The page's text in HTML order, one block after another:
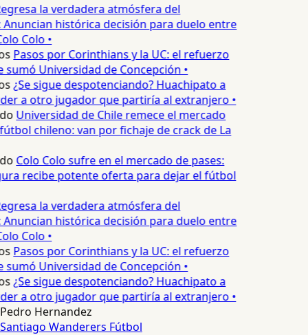
la verdadera atmósfera del
histórica decisión para duelo entre
Colo •
Pasos por Corinthians y la UC: el refuerzo
Universidad de Concepción •
¿Se sigue despotenciando? Huachipato a
a otro jugador que partiría al extranjero •
Universidad de Chile remece el mercado
chileno: van por fichaje de crack de La
Colo Colo sufre en el mercado de pases:
recibe potente oferta para dejar el fútbol
la verdadera atmósfera del
histórica decisión para duelo entre
Colo •
Pasos por Corinthians y la UC: el refuerzo
Universidad de Concepción •
¿Se sigue despotenciando? Huachipato a
a otro jugador que partiría al extranjero •
Pedro Hernandez
Santiago Wanderers Fútbol